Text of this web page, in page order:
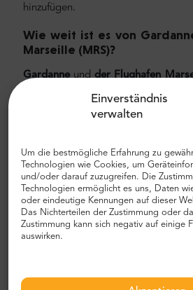
Einverständnis
verwalten
Um die bestmögliche Erfahrung zu
Technologien wie Cookies, um
und/oder darauf zuzugreifen. Die
Technologien ermöglicht es uns, Daten
oder eindeutige Kennungen auf dieser
Das Nichterteilen der Zustimmung oder
Zustimmung kann sich negativ auf einige
auswirken.
hinzufügen.
Wie weit ist es von
Marseille (MRS)?
Gardanne und der Flughafen
zuverlässigste Weg, um Ihr Hotel
private Transport von Tür zu Tür.
Sie viel Zeit, da Sie den
überspringen können, Ihre Route
die Stadt zu navigieren und Ihren
Flughafen- und Stadttransfer
erschwinglichen Flughafentransfer?